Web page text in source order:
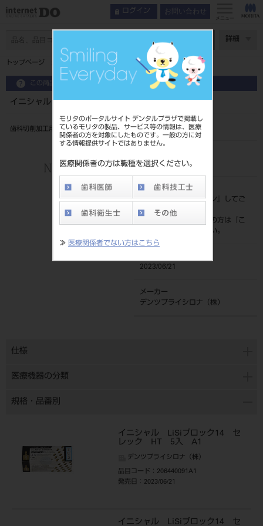
モリタのポータルサイト デンタルプラザで掲載し
ているモリタの製品、サービス等の情報は、医療
関係者の方を対象にしたものです。一般の方に対
する情報提供サイトではありません。
医療関係者の方は職種を選択ください。
≫ 医療関係者でない方はこちら
ログイン お問い合わせ
メニュー
詳細
トップページ イニシャル LiSiブロック14 セレック HT 5入
この商品に関するお問い合わせ
イニシャル LiSiブロック14 セレック HT 5入
歯科切削加工用セラミックス
206440091
標準価格
ログイン
』してご
覧ください。
ネット会員登録がまだの方は『
こ
』より登録ください。
2023/06/21
メーカー
デンツプライシロナ（株）
仕様
医療機器の分類
規格・品番別
イニシャル LiSiブロック14 セ
レック HT 5入 A1
デンツプライシロナ（株）
品目コード ：206440091A1
発売日
：2023/06/21
イニシャル LiSiブロック14 セ